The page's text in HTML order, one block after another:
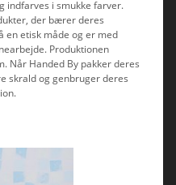
indfarves i smukke farver.
der bærer deres
en etisk måde og er med
Produktionen
Når Handed By pakker deres
skrald og genbruger deres